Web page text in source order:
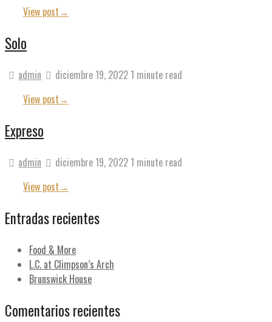
View post→
Solo
admin diciembre 19, 20221 minute read
View post→
Expreso
admin diciembre 19, 20221 minute read
View post→
Entradas recientes
Food & More
L.C. at Climpson’s Arch
Brunswick House
Comentarios recientes